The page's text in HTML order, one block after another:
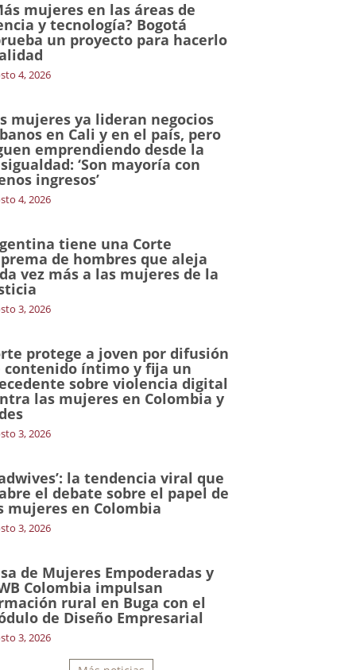
mujeres en las áreas de
y tecnología? Bogotá
un proyecto para hacerlo
4, 2026
mujeres ya lideran negocios
en Cali y en el país, pero
emprendiendo desde la
‘Son mayoría con
ingresos’
4, 2026
tiene una Corte
de hombres que aleja
vez más a las mujeres de la
3, 2026
protege a joven por difusión
contenido íntimo y fija un
sobre violencia digital
las mujeres en Colombia y
3, 2026
la tendencia viral que
el debate sobre el papel de
mujeres en Colombia
3, 2026
de Mujeres Empoderadas y
Colombia impulsan
rural en Buga con el
de Diseño Empresarial
3, 2026